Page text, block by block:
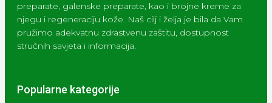
preparate, galenske preparate, kao i brojne kreme za
njegu i regeneraciju kože. Naš cilj i želja je bila da Vam
pružimo adekvatnu zdrastvenu zaštitu, dostupnost
stručnih savjeta i informacija.
Popularne kategorije